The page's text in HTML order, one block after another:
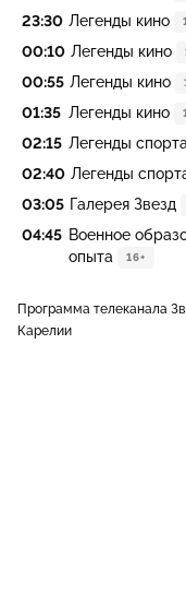
23:30 Легенды кино
00:10 Легенды кино
00:55 Легенды кино
01:35 Легенды кино
02:15 Легенды спорта
02:40 Легенды
03:05 Галерея Звезд
04:45 Военное
опыта
16+
Программа телеканала
Карелии